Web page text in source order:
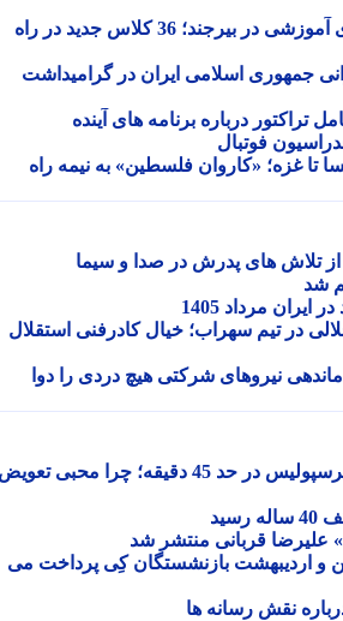
زنگ خطر کمبود فضای آموزشی در بیرجند؛ 36 کلاس جدید در راه
اسلامی ایران در گرامیداشت
درباره برنامه های آینده
فوتبال
«کاروان فلسطین» به نیمه راه
تلاش های پدرش در صدا و سیما
مرداد 1405
تیم سهراب؛ خیال کادرفنی استقلال
نیروهای شرکتی هیچ دردی را دوا
خرید جدید و مهم تیم پرسپولیس در حد 45 دقیقه؛ چرا محبی تعویض
قربانی منتشر شد
اردیبهشت بازنشستگان کِی پرداخت می
نقش رسانه ها